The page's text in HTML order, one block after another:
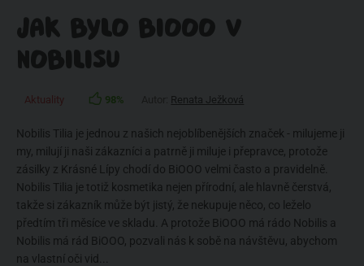
JAK BYLO BIOOO V
NOBILISU
Aktuality 98% Renata Ježková
Nobilis Tilia je jednou z našich nejoblíbenějších značek - milujeme ji
my, milují ji naši zákazníci a patrně ji miluje i přepravce, protože
zásilky z Krásné Lípy chodí do BiOOO velmi často a pravidelně.
Nobilis Tilia je totiž kosmetika nejen přírodní, ale hlavně čerstvá,
takže si zákazník může být jistý, že nekupuje něco, co leželo
předtím tři měsíce ve skladu. A protože BiOOO má rádo Nobilis a
Nobilis má rád BiOOO, pozvali nás k sobě na návštěvu, abychom
na vlastní oči vid...